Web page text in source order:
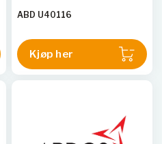
ABD U40116
Kjøp her